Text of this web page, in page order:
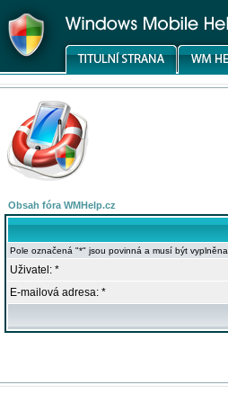
Obsah fóra WMHelp.cz
Pole označená "*" jsou povinná a musí být vyplněna
Uživatel: *
E-mailová adresa: *